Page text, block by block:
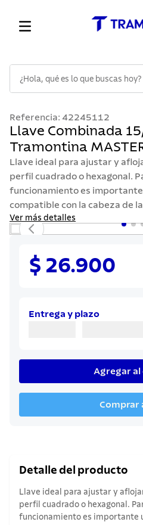
Referencia: 42245112
Llave Combinada
Tramontina
Llave ideal para ajustar y
perfil cuadrado o hexagonal.
funcionamiento es
compatible con la cabeza de
Ver más detalles
$ 26.900
Entrega y plazo
Agregar
Comprar
Detalle del producto
Llave ideal para ajustar y
perfil cuadrado o hexagonal.
funcionamiento es importante
1 .
cuchillos
2.
cubiertos
3.
sarten
4.
lavaplatos
5.
acero inoxidable
ollas
sartenes
10. olla